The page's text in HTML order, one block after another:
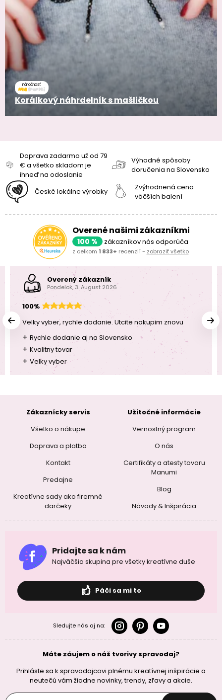
náročnosť
Korálkový náhrdelník s mašličkou
Doprava zadarmo už od 79
€ a všetko skladom je
ihneď na odoslanie
Výhodné spôsoby
doručenia na Slovensko
České lokálne výrobky
Zvýhodnená cena
väčších balení
Overené našimi zákazníkmi
100 % zákazníkov nás odporúča
z celkom 1 833+ recenzií - zobraziť všetko
Overený zákazník
Pondelok, 3. August 2026
100%
Velky vyber, rychle dodanie. Utcite nakupim znovu
+ Rychle dodanie aj na Slovensko
+ Kvalitny tovar
+ Velky vyber
Zákaznícky servis
Všetko o nákupe
Doprava a platba
Kontakt
Predajne
Kreatívne sady ako firemné
darčeky
Užitočné informácie
Vernostný program
O nás
Certifikáty a atesty tovaru
Manumi
Blog
Návody & Inšpirácia
Pridajte sa k nám
Najväčšia skupina pre všetky kreatívne duše
Páči sa mi to
Sledujte nás aj na:
Máte záujem o náš tvorivy spravodaj?
Prihláste sa k spravodajcovi plnému kreatívnej inšpirácie a
neutečú vám žiadne novinky, trendy, zľavy a akcie.